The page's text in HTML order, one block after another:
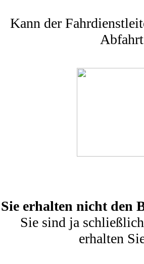
Kann der
Sie erhalten nicht den
Sie sind ja
erhalten